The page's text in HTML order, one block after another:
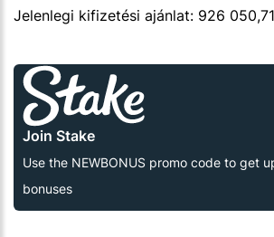
Jelenlegi kifizetési ajánlat: 926
Join Stake
Use the NEWBONUS promo code to get
bonuses